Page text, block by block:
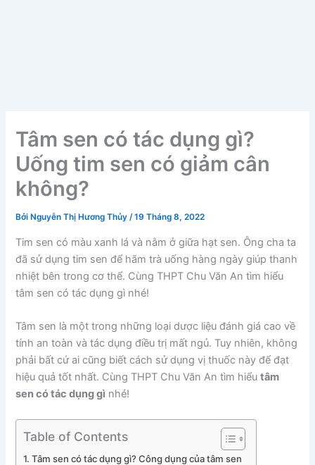
Tâm sen có tác dụng gì?
Uống tim sen có giảm cân
không?
Bởi Nguyễn Thị Hương Thủy/19 Tháng 8, 2022
Tim sen có màu xanh lá và nằm ở giữa hạt sen. Ông cha ta
đã sử dụng tim sen để hãm trà uống hàng ngày giúp thanh
nhiệt bên trong cơ thể. Cùng THPT Chu Văn An tìm hiểu
tâm sen có tác dụng gì nhé!
Tâm sen là một trong những loại dược liệu đánh giá cao về
tính an toàn và tác dụng điều trị mất ngủ. Tuy nhiên, không
phải bất cứ ai cũng biết cách sử dụng vị thuốc này để đạt
hiệu quả tốt nhất. Cùng THPT Chu Văn An tìm hiểutâm
sen có tác dụng gì nhé!
Table of Contents
Tâm sen có tác dụng gì? Công dụng của tâm sen